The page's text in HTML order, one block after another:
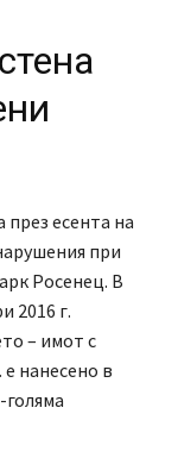
есента на
при
Росенец. В
2016 г.
– имот с
е нанесено в